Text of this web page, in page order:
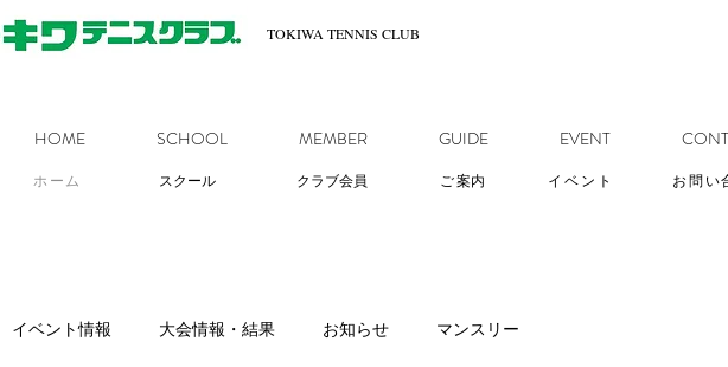
TOKIWA TENNIS CLUB
HOME SCHOOL MEMBER GUIDE EVENT
ホーム スクール クラブ会員 ご案内 イベント お問い
イベント情報 大会情報・結果 お知らせ マンスリー